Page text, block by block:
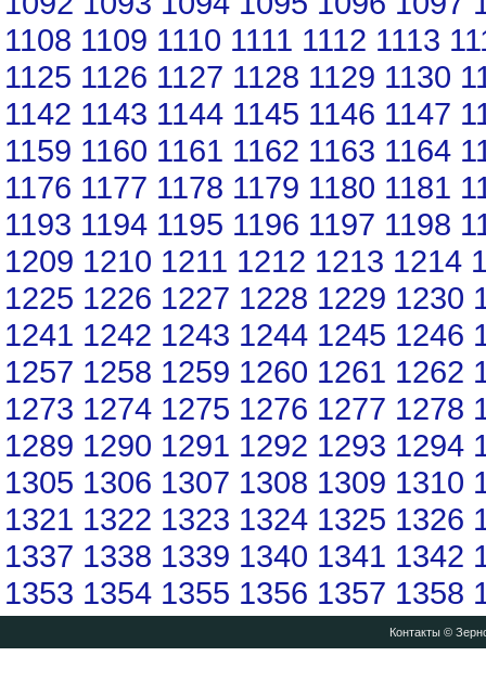
1108 1109 1110 1111 1112 1113
1125 1126 1127 1128 1129 1130
1142 1143 1144 1145 1146 1147
1159 1160 1161 1162 1163 1164
1176 1177 1178 1179 1180 1181
1193 1194 1195 1196 1197 1198
1209 1210 1211 1212 1213 1214
1225 1226 1227 1228 1229 1230
1241 1242 1243 1244 1245 1246
1257 1258 1259 1260 1261 1262
1273 1274 1275 1276 1277 1278
1289 1290 1291 1292 1293 1294
1305 1306 1307 1308 1309 1310
1321 1322 1323 1324 1325 1326
1337 1338 1339 1340 1341 1342
1353 1354 1355 1356 1357 1358
Контакты©